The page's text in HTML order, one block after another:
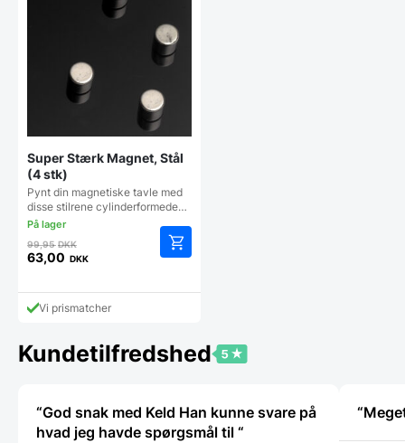
Super Stærk Magnet, Stål
(4 stk)
Pynt din magnetiske tavle med
disse stilrene cylinderformede…
99,95DKKDen
oprindelige
var:
99,95 DKK.
63,00 DKK
aktuelle
prisVi prismatcher
Kundetilfredshed
“God snak med Keld Han kunne svare på
hvad jeg havde spørgsmål til “